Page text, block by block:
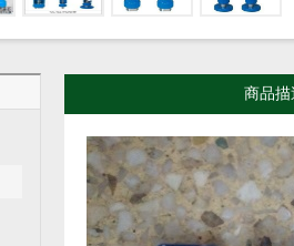
商品描